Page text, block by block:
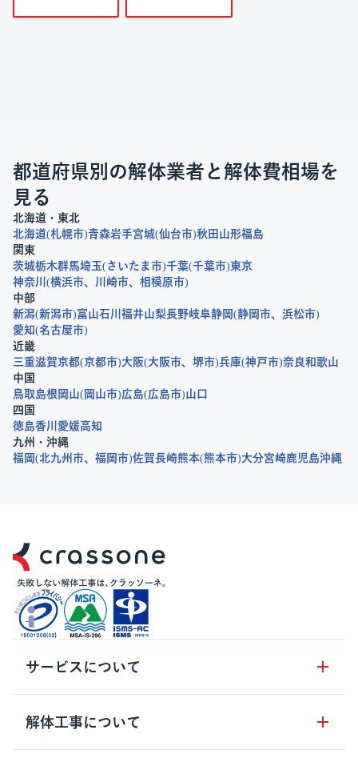
都道府県別の解体業者と解体費相場を
見る
北海道・東北
北海道 札幌市 青森岩手宮城 仙台市 秋田 山形福島
関東
茨城栃木群馬埼玉 さいたま市 千葉 千葉市 東京
神奈川
横浜市 川崎市
相模原市
中部
新潟 新潟市 富山石川 福井山梨長野岐阜静岡 静岡市
浜松市
愛知 名古屋市
近畿
三重滋賀京都 京都市 大阪 大阪市 堺市 兵庫 神戸市 奈良和歌山
中国
鳥取島根 岡山 岡山市 広島 広島市 山口
四国
徳島香川 愛媛高知
九州・沖縄
福岡 北九州市 福岡市 佐賀長崎熊本 熊本市 大分宮崎鹿児島沖縄
サービスについて
サービスの流れ
サービスのメリット
解体工事について